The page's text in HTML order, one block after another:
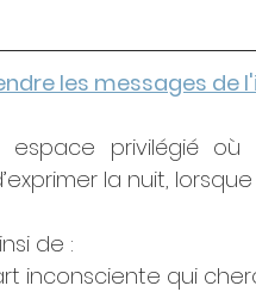
les messages de
espace privilégié
la nuit,
de :
inconsciente qui